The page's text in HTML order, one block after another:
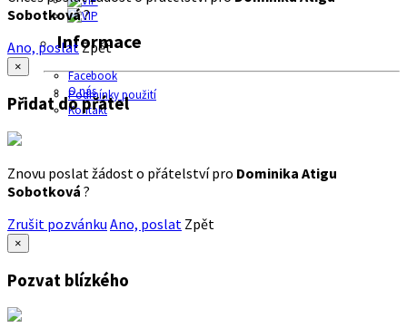
Informace
Facebook
O nás
Podmínky použití
Kontakt
Sobotková?
Ano, poslatZpět
×
Přidat do přátel
Znovu poslat žádost o přátelství pro Dominika Atigu
Sobotková ?
Zrušit pozvánku Ano, poslat Zpět
×
Pozvat blízkého